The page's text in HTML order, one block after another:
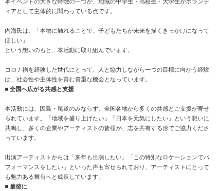
本イベントの大きな特徴の一つが、地域の中学生・高校生・大学生がボランテ
ィアとして主体的に関わっている点です。
内海氏は、「本物に触れることで、子どもたちが未来を描くきっかけになって
ほしい」
という想いのもと、本活動に取り組んでいます。
コロナ禍を経験した世代にとって、人と協力しながら一つの目標に向かう経験
は、社会性や主体性を育む貴重な機会となっています。
■ 全国へ広がる共感と支援
本活動には、因島・尾道のみならず、全国各地から多くの共感とご支援が寄せ
られています。「地域を盛り上げたい」「日本を元気にしたい」という想いに
共鳴し、多くの企業やアーティストの皆様が、志を共有する形でご協力くださ
っています。
出演アーティストからは「来年も出演したい」「この特別なロケーションでパ
フォーマンスをしたい」といった声も寄せられており、アーティストにとって
も魅力ある舞台へと成長しています。
■ 最後に